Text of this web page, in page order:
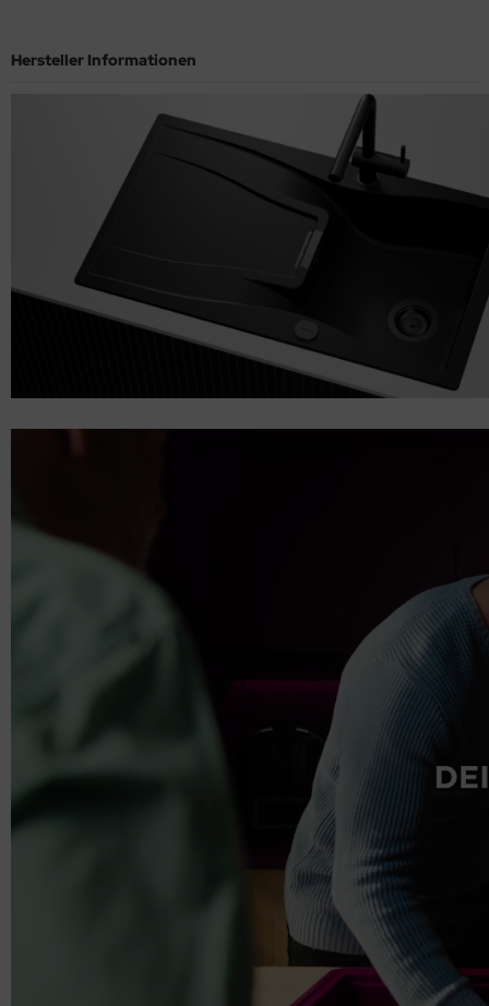
Hersteller Informationen